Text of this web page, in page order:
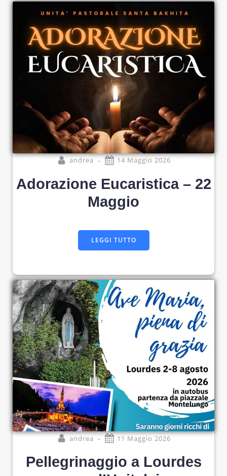
andrea - 14 Maggio 2026
Adorazione Eucaristica – 22
Maggio
LEGGI TUTTO
andrea - 11 Maggio 2026
Pellegrinaggio a Lourdes